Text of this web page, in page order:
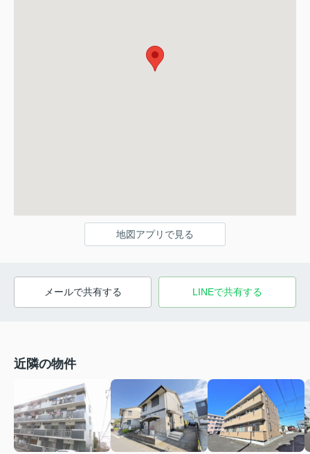
地図アプリで見る
メールで共有する LINEで共有する
近隣の物件